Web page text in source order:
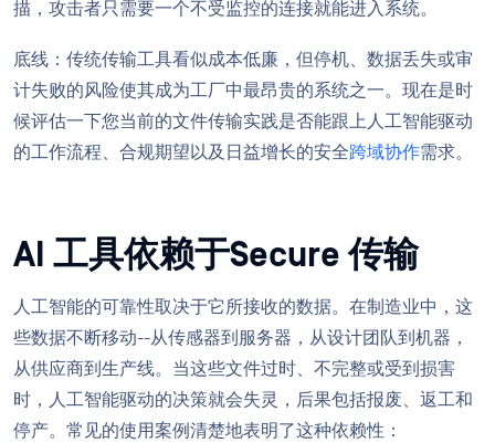
描，攻击者只需要一个不受监控的连接就能进入系统。
底线：传统传输工具看似成本低廉，但停机、数据丢失或审
计失败的风险使其成为工厂中最昂贵的系统之一。现在是时
候评估一下您当前的文件传输实践是否能跟上人工智能驱动
的工作流程、合规期望以及日益增长的安全跨域协作需求。
AI 工具依赖于Secure 传输
人工智能的可靠性取决于它所接收的数据。在制造业中，这
些数据不断移动--从传感器到服务器，从设计团队到机器，
从供应商到生产线。当这些文件过时、不完整或受到损害
时，人工智能驱动的决策就会失灵，后果包括报废、返工和
停产。常见的使用案例清楚地表明了这种依赖性：